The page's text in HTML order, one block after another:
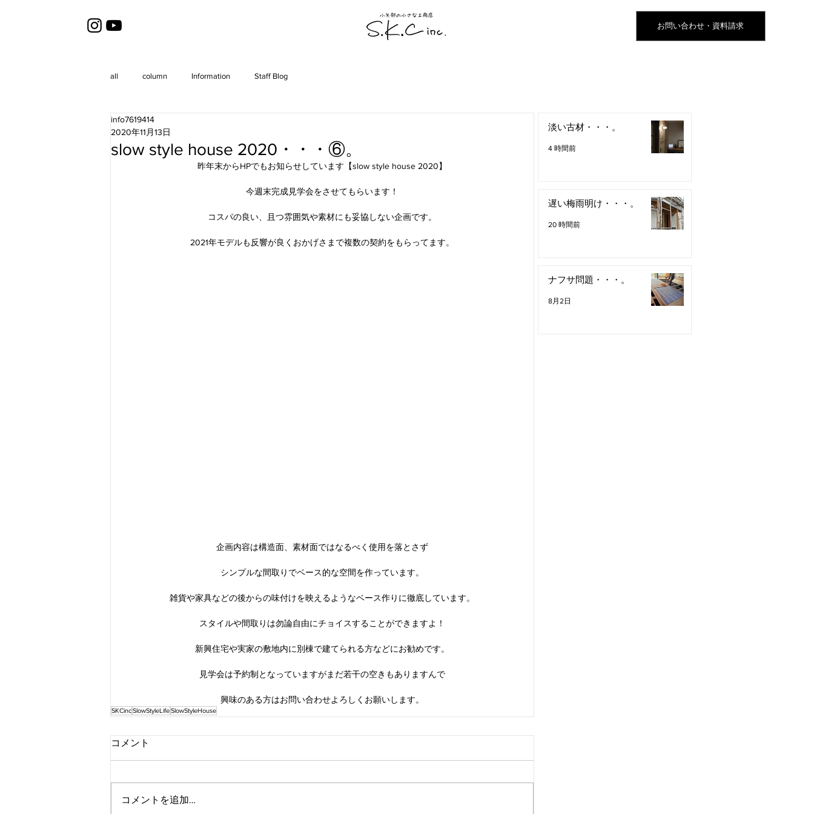
お問い合わせ・資料請求
all column Information Staff Blog
slow style house 2020・・・⑥。
info7619414
2020年11月13日
昨年末からHPでもお知らせしています【slow style house 2020】
今週末完成見学会をさせてもらいます！
コスパの良い、且つ雰囲気や素材にも妥協しない企画です。
2021年モデルも反響が良くおかげさまで複数の契約をもらってます。
企画内容は構造面、素材面ではなるべく使用を落とさず
シンプルな間取りでベース的な空間を作っています。
雑貨や家具などの後からの味付けを映えるようなベース作りに徹底しています。
スタイルや間取りは勿論自由にチョイスすることができますよ！
新興住宅や実家の敷地内に別棟で建てられる方などにお勧めです。
見学会は予約制となっていますがまだ若干の空きもありますんで
興味のある方はお問い合わせよろしくお願いします。
SKCincSlowStyleLifeSlowStyleHouse
コメント
コメントを追加…
淡い古材・・・。
4 時間前
遅い梅雨明け・・・。
20 時間前
ナフサ問題・・・。
8月2日